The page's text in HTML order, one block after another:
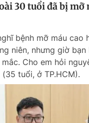
30 tuổi đã bị mỡ
bệnh mỡ máu cao
niên, nhưng giờ
Cho em hỏi
(35 tuổi, ở TP.HCM).